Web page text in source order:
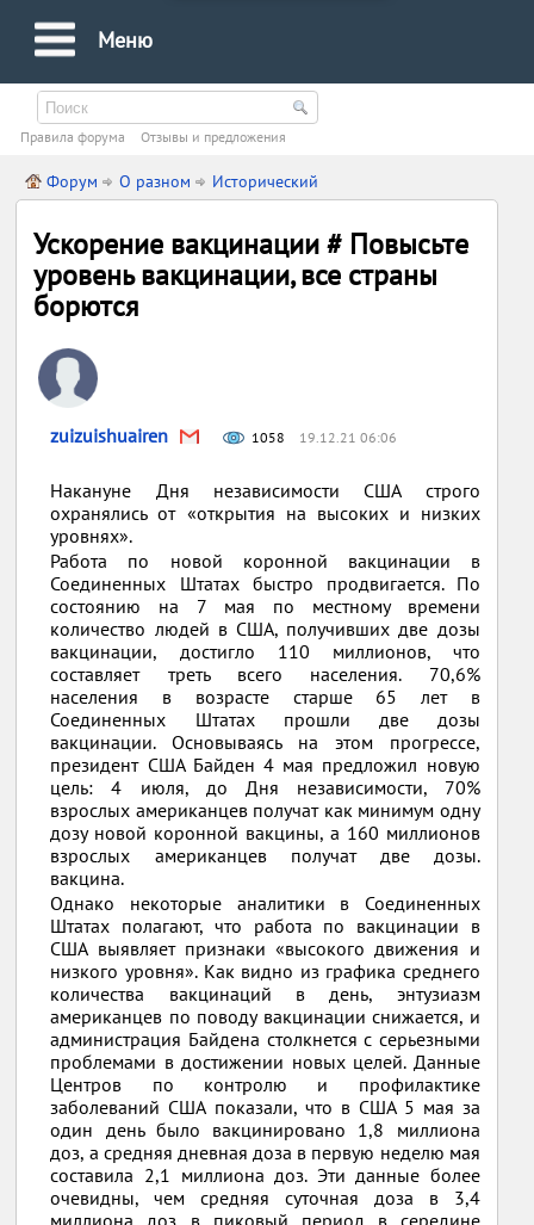
Меню
Правила форума Oтзывы и предложения
Форум О разном Исторический
Ускорение вакцинации # Повысьте
уровень вакцинации, все страны
борются
zuizuishuairen 1058 19.12.21 06:06
Накануне Дня независимости США строго
охранялись от «открытия на высоких и низких
уровнях».
Работа по новой коронной вакцинации в
Соединенных Штатах быстро продвигается. По
состоянию на 7 мая по местному времени
количество людей в США, получивших две дозы
вакцинации, достигло 110 миллионов, что
составляет треть всего населения. 70,6%
населения в возрасте старше 65 лет в
Соединенных Штатах прошли две дозы
вакцинации. Основываясь на этом прогрессе,
президент США Байден 4 мая предложил новую
цель: 4 июля, до Дня независимости, 70%
взрослых американцев получат как минимум одну
дозу новой коронной вакцины, а 160 миллионов
взрослых американцев получат две дозы.
вакцина.
Однако некоторые аналитики в Соединенных
Штатах полагают, что работа по вакцинации в
США выявляет признаки «высокого движения и
низкого уровня». Как видно из графика среднего
количества вакцинаций в день, энтузиазм
американцев по поводу вакцинации снижается, и
администрация Байдена столкнется с серьезными
проблемами в достижении новых целей. Данные
Центров по контролю и профилактике
заболеваний США показали, что в США 5 мая за
один день было вакцинировано 1,8 миллиона
доз, а средняя дневная доза в первую неделю мая
составила 2,1 миллиона доз. Эти данные более
очевидны, чем средняя суточная доза в 3,4
миллиона доз в пиковый период в середине